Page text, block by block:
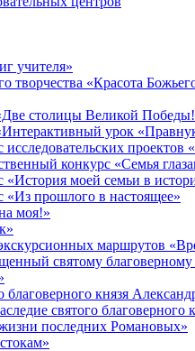
учителя»
творчества «Красота
столицы Великой
урок
проектов
конкурс «Семья
моей семьи в
прошлого в настоящее»
моя!»
маршрутов
святому
благоверного князя
святого благоверного
последних Романовых»